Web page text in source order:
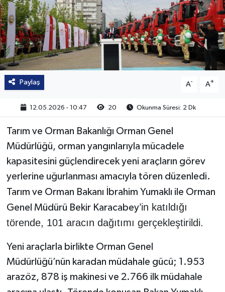
Paylaş A
12.05.2026 - 10:47 20 Okunma Süresi: 2 Dk
Tarım ve Orman Bakanlığı Orman Genel
Müdürlüğü, orman yangınlarıyla mücadele
kapasitesini güçlendirecek yeni araçların görev
yerlerine uğurlanması amacıyla tören düzenledi.
Tarım ve Orman Bakanı İbrahim Yumaklı ile Orman
Genel Müdürü Bekir Karacabey’in katıldığı
törende, 101 aracın dağıtımı gerçekleştirildi.
Yeni araçlarla birlikte Orman Genel
Müdürlüğü’nün karadan müdahale gücü; 1.953